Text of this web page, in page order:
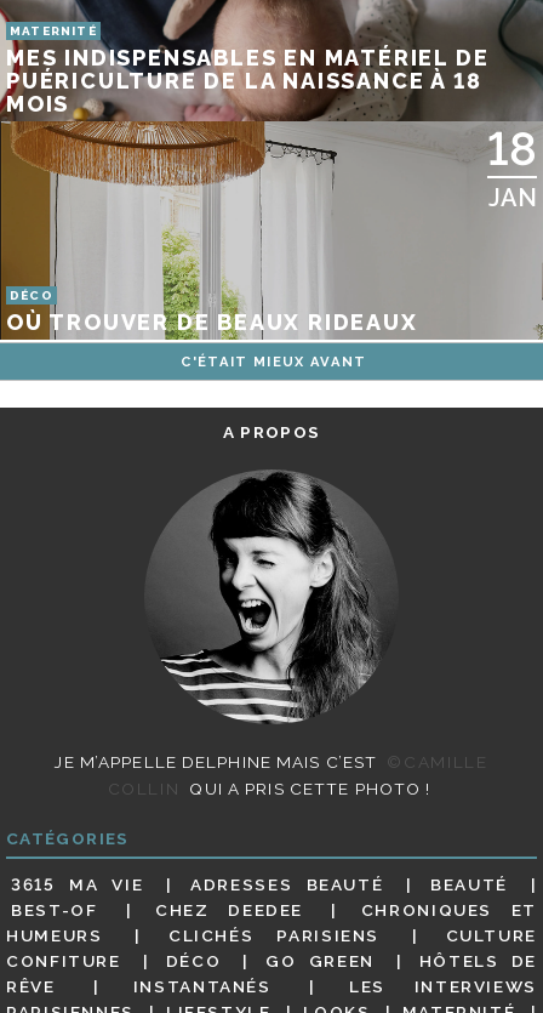
MATERNITÉ
MES INDISPENSABLES EN MATÉRIEL DE
PUÉRICULTURE DE LA NAISSANCE À 18
MOIS
18
JAN
DÉCO
OÙ TROUVER DE BEAUX RIDEAUX
C'ÉTAIT MIEUX AVANT
A PROPOS
JE M’APPELLE DELPHINE MAIS C’EST
©CAMILLE
COLLIN
QUI A PRIS CETTE PHOTO !
CATÉGORIES
3615 MA VIE ADRESSES BEAUTÉ
BEAUTÉ
BEST-OF
CHEZ DEEDEE
CHRONIQUES ET
HUMEURS
CLICHÉS PARISIENS
CULTURE
CONFITURE
DÉCO GO GREEN
HÔTELS DE
RÊVE
INSTANTANÉS
LES INTERVIEWS